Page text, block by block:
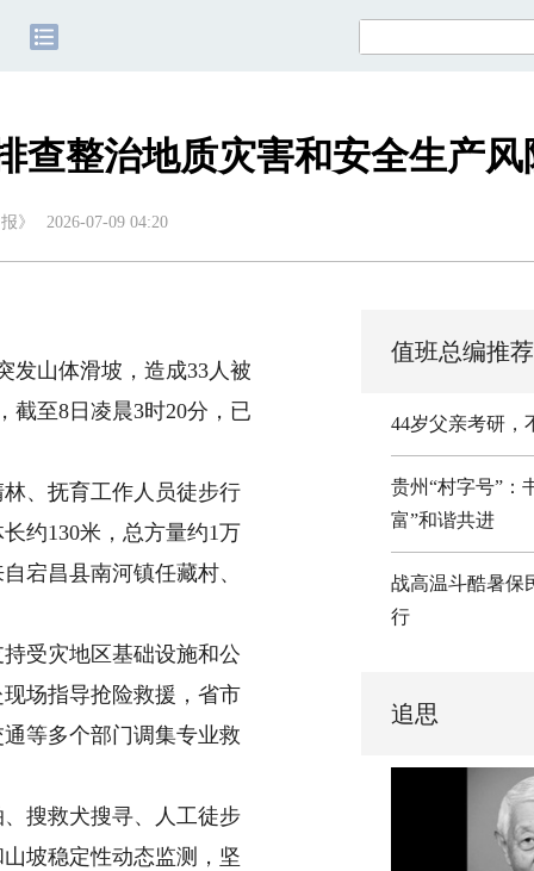
查整治地质灾害和安全生产风
》 2026-07-09 04:20
山体滑坡，造成33人被
截至8日凌晨3时20分，已
、抚育工作人员徒步行
约130米，总方量约1万
宕昌县南河镇任藏村、
受灾地区基础设施和公
场指导抢险救援，省市
等多个部门调集专业救
搜救犬搜寻、人工徒步
坡稳定性动态监测，坚
值班总编推荐
44岁父亲考研，
贵州“村字号”：
富”和谐共进
战高温斗酷暑保
行
追思